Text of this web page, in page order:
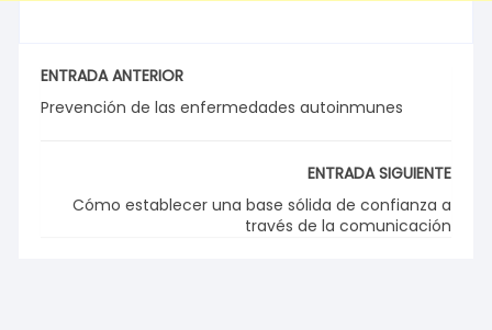
ENTRADA ANTERIOR
Prevención de las enfermedades autoinmunes
ENTRADA SIGUIENTE
Cómo establecer una base sólida de confianza a
través de la comunicación